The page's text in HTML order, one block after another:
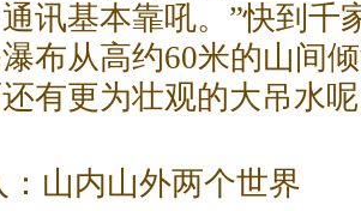
讯基本靠吼。”快到千
布从高约60米的山间
有更为壮观的大吊水
内山外两个世界